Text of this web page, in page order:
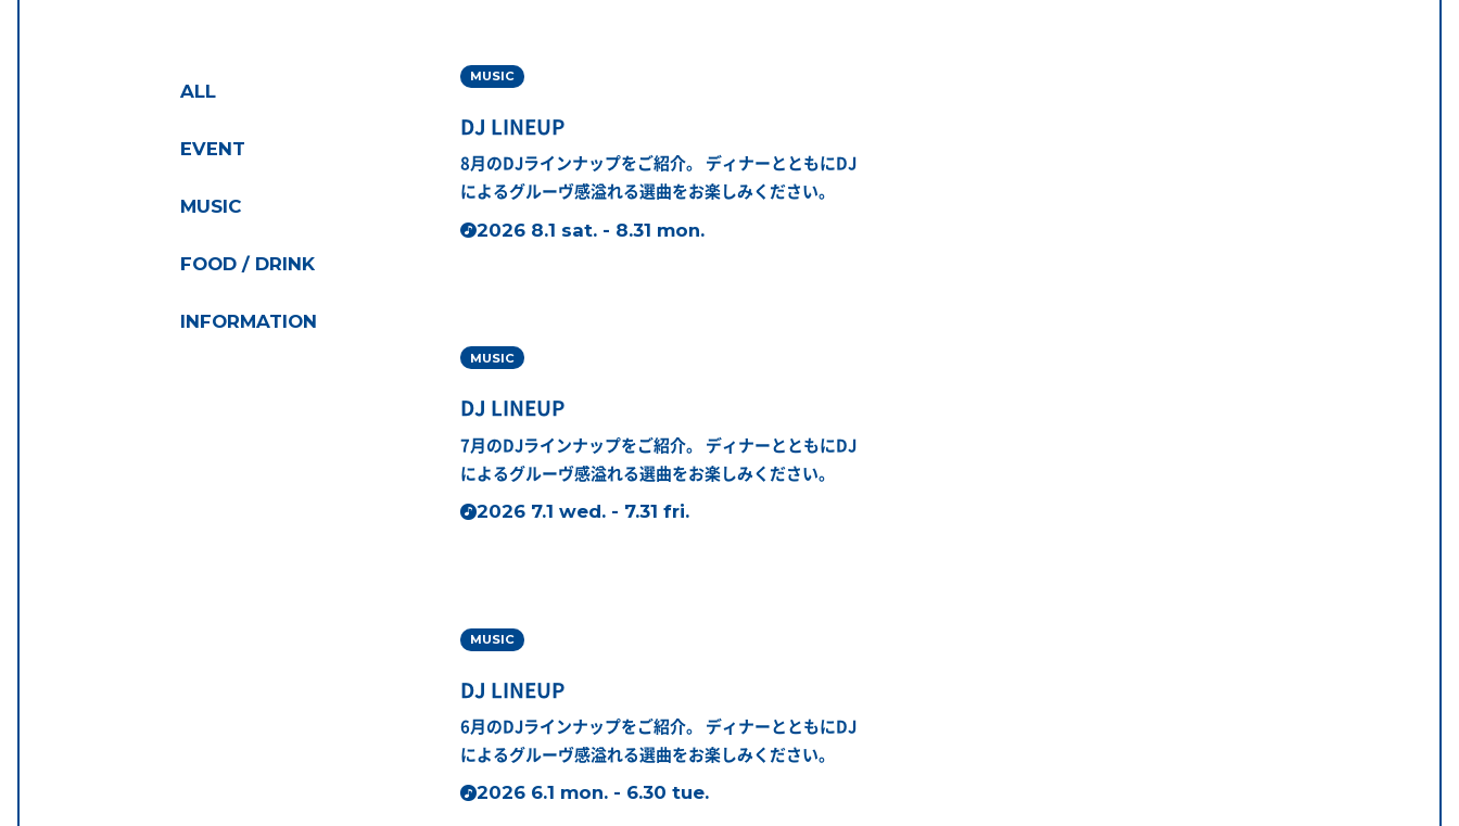
ALL
EVENT
MUSIC
FOOD / DRINK
INFORMATION
MUSIC
DJ LINEUP
8月のDJラインナップをご紹介。
ディナーとともにDJ
によるグルーヴ感溢れる選曲をお楽しみください。
2026 8.1 sat. - 8.31 mon.
MUSIC
DJ LINEUP
7月のDJラインナップをご紹介。
ディナーとともにDJ
によるグルーヴ感溢れる選曲をお楽しみください。
2026 7.1 wed. - 7.31 fri.
MUSIC
DJ LINEUP
6月のDJラインナップをご紹介。
ディナーとともにDJ
によるグルーヴ感溢れる選曲をお楽しみください。
2026 6.1 mon. - 6.30 tue.